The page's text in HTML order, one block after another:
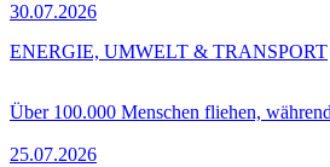
30.07.2026
Über 100.000 Menschen fliehen,
25.07.2026
ENERGIE, UMWELT & TRANSPORT